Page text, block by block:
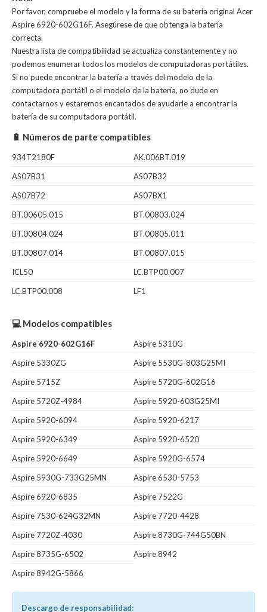
Por favor, compruebe el modelo y la forma de su batería original Acer
Aspire 6920-602G16F. Asegúrese de que obtenga la batería
correcta.
Nuestra lista de compatibilidad se actualiza constantemente y no
podemos enumerar todos los modelos de computadoras portátiles.
Si no puede encontrar la batería a través del modelo de la
computadora portátil o el modelo de la batería, no dude en
contactarnos y estaremos encantados de ayudarle a encontrar la
batería de su computadora portátil.
🔋 Números de parte compatibles
934T2180F
AK.006BT.019
AS07B31
AS07B32
AS07B72
AS07BX1
BT.00605.015
BT.00803.024
BT.00804.024
BT.00805.011
BT.00807.014
BT.00807.015
ICL50
LC.BTP00.007
LC.BTP00.008
LF1
💻 Modelos compatibles
Aspire 6920-602G16F
Aspire 5310G
Aspire 5330ZG
Aspire 5530G-803G25MI
Aspire 5715Z
Aspire 5720G-602G16
Aspire 5720Z-4984
Aspire 5920-603G25MI
Aspire 5920-6094
Aspire 5920-6217
Aspire 5920-6349
Aspire 5920-6520
Aspire 5920-6649
Aspire 5920G-6574
Aspire 5930G-733G25MN
Aspire 6530-5753
Aspire 6920-6835
Aspire 7522G
Aspire 7530-624G32MN
Aspire 7720-4428
Aspire 7720Z-4030
Aspire 8730G-744G50BN
Aspire 8735G-6502
Aspire 8942
Aspire 8942G-5866
Descargo de responsabilidad: